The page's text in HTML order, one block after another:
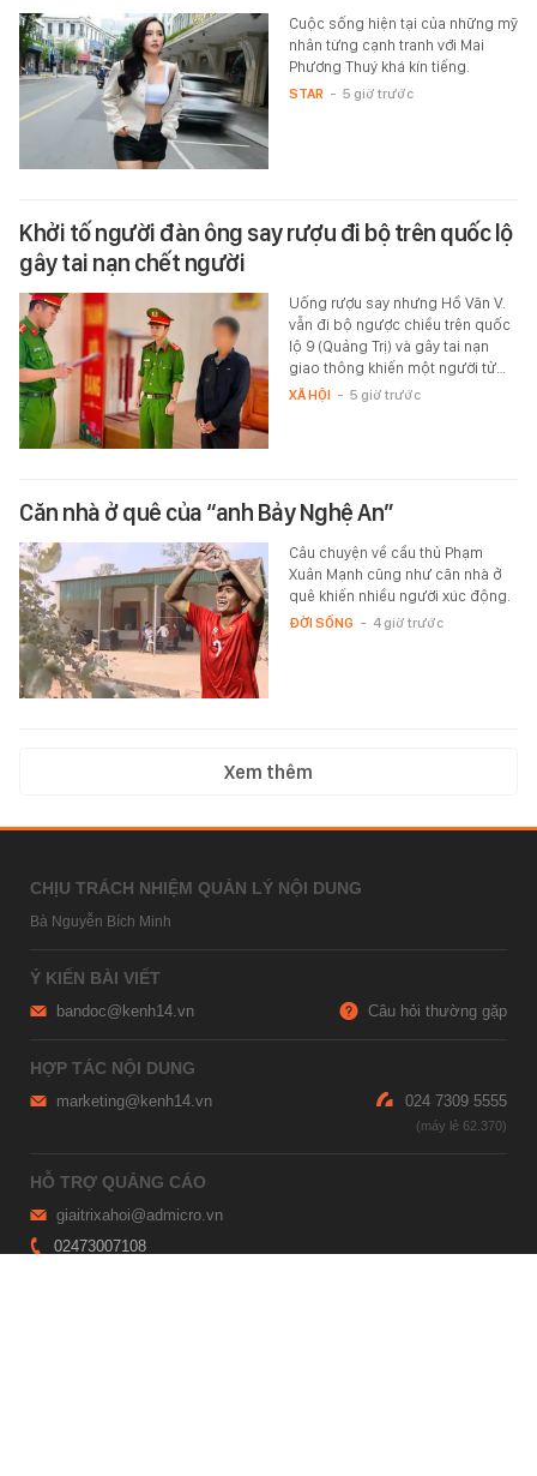
Cuộc sống hiện tại của những mỹ
nhân từng cạnh tranh với Mai
Phương Thuý khá kín tiếng.
STAR - 5 giờ trước
Khởi tố người đàn ông say rượu đi bộ trên quốc lộ
gây tai nạn chết người
Uống rượu say nhưng Hồ Văn V.
vẫn đi bộ ngược chiều trên quốc
lộ 9 (Quảng Trị) và gây tai nạn
giao thông khiến một người tử…
XÃ HỘI - 5 giờ trước
Căn nhà ở quê của “anh Bảy Nghệ An”
Câu chuyện về cầu thủ Phạm
Xuân Mạnh cũng như căn nhà ở
quê khiến nhiều người xúc động.
ĐỜI SỐNG - 4 giờ trước
Xem thêm
CHỊU TRÁCH NHIỆM QUẢN LÝ NỘI DUNG
Bà Nguyễn Bích Minh
Ý KIẾN BÀI VIẾT
bandoc@kenh14.vn Câu hỏi thường gặp
HỢP TÁC NỘI DUNG
marketing@kenh14.vn 024 7309 5555
HỖ TRỢ QUẢNG CÁO
giaitrixahoi@admicro.vn
02473007108